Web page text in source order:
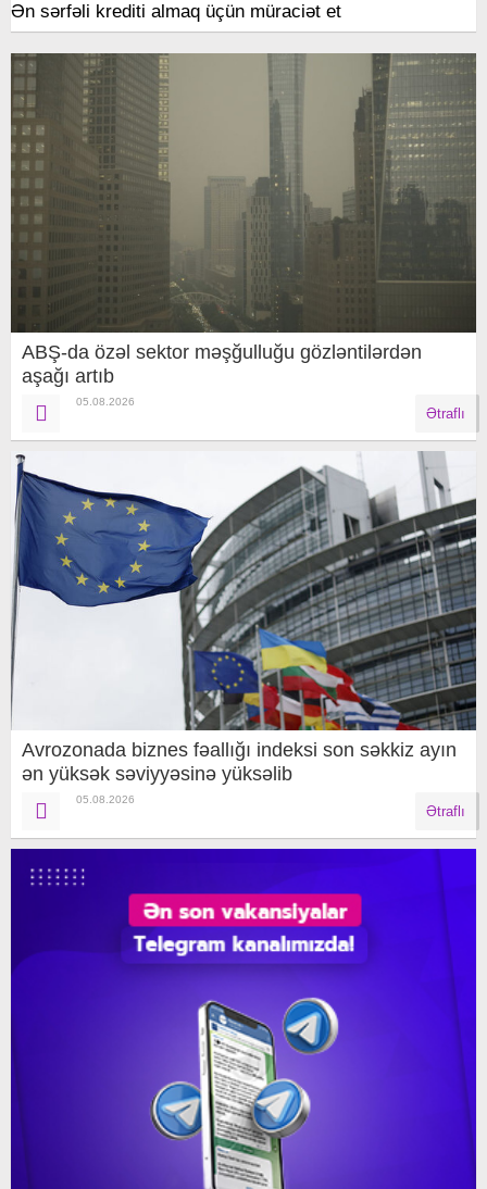
Ən sərfəli krediti almaq üçün müraciət et
ABŞ-da özəl sektor məşğulluğu gözləntilərdən
aşağı artıb
05.08.2026
Ətraflı
Avrozonada biznes fəallığı indeksi son səkkiz ayın
ən yüksək səviyyəsinə yüksəlib
05.08.2026
Ətraflı